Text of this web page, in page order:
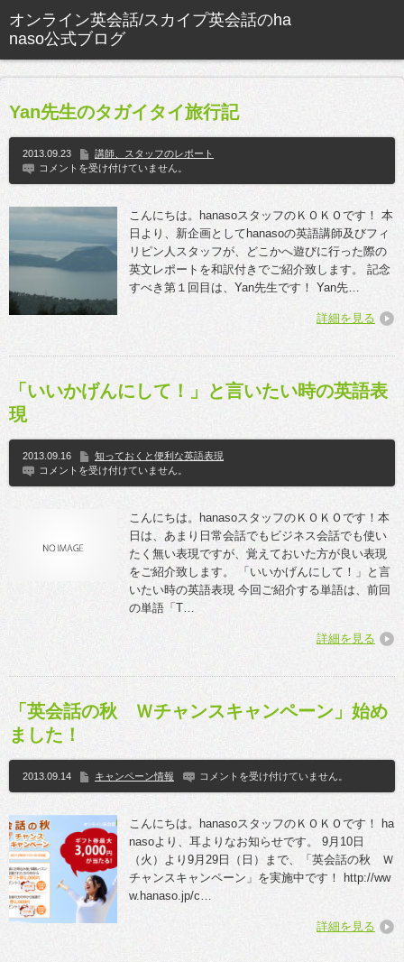
Yan先生のタガイタイ旅行記
2013.09.23
講師、スタッフのレポート
コメントを受け付けていません。
こんにちは。hanasoスタッフのＫＯＫＯです！ 本
日より、新企画としてhanasoの英語講師及びフィ
リピン人スタッフが、どこかへ遊びに行った際の
英文レポートを和訳付きでご紹介致します。 記念
すべき第１回目は、Yan先生です！ Yan先…
詳細を見る
「いいかげんにして！」と言いたい時の英語表
現
2013.09.16
知っておくと便利な英語表現
コメントを受け付けていません。
こんにちは。hanasoスタッフのＫＯＫＯです！本
日は、あまり日常会話でもビジネス会話でも使い
たく無い表現ですが、覚えておいた方が良い表現
をご紹介致します。 「いいかげんにして！」と言
いたい時の英語表現 今回ご紹介する単語は、前回
の単語「T…
詳細を見る
「英会話の秋 Ｗチャンスキャンペーン」始め
ました！
2013.09.14 キャンペーン情報 コメントを受け付けていません。
こんにちは。hanasoスタッフのＫＯＫＯです！ ha
nasoより、耳よりなお知らせです。 9月10日
（火）より9月29日（日）まで、「英会話の秋 Ｗ
チャンスキャンペーン」を実施中です！ http://ww
w.hanaso.jp/c…
詳細を見る